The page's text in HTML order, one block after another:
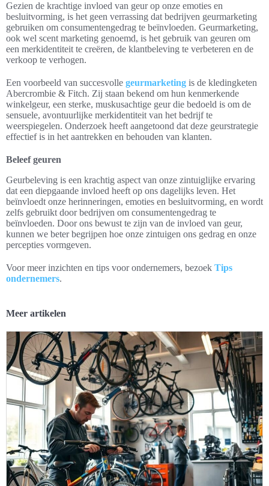
Gezien de krachtige invloed van geur op onze emoties en
besluitvorming, is het geen verrassing dat bedrijven geurmarketing
gebruiken om consumentengedrag te beïnvloeden. Geurmarketing,
ook wel scent marketing genoemd, is het gebruik van geuren om
een merkidentiteit te creëren, de klantbeleving te verbeteren en de
verkoop te verhogen.
Een voorbeeld van succesvolle geurmarketing is de kledingketen
Abercrombie & Fitch. Zij staan bekend om hun kenmerkende
winkelgeur, een sterke, muskusachtige geur die bedoeld is om de
sensuele, avontuurlijke merkidentiteit van het bedrijf te
weerspiegelen. Onderzoek heeft aangetoond dat deze geurstrategie
effectief is in het aantrekken en behouden van klanten.
Beleef geuren
Geurbeleving is een krachtig aspect van onze zintuiglijke ervaring
dat een diepgaande invloed heeft op ons dagelijks leven. Het
beïnvloedt onze herinneringen, emoties en besluitvorming, en wordt
zelfs gebruikt door bedrijven om consumentengedrag te
beïnvloeden. Door ons bewust te zijn van de invloed van geur,
kunnen we beter begrijpen hoe onze zintuigen ons gedrag en onze
percepties vormgeven.
Voor meer inzichten en tips voor ondernemers, bezoek Tips
ondernemers.
Meer artikelen